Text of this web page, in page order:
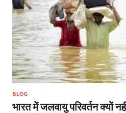
BLOG
भारत में जलवायु परिवर्तन क्यों